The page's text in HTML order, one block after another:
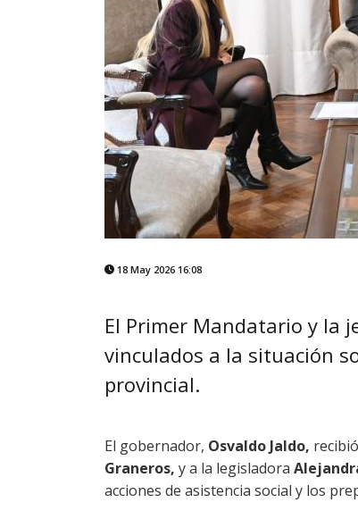
18 May 2026 16:08
El Primer Mandatario y la
vinculados a la situación
provincial.
El gobernador, Osvaldo Jaldo,
Graneros, y a la legisladora
acciones de asistencia social y los